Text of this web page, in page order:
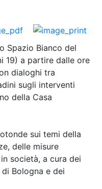
Spazio Bianco del
19) a partire dalle ore
dialoghi tra
sugli interventi
della Casa
sui temi della
delle misure
società, a cura dei
di Bologna e dei